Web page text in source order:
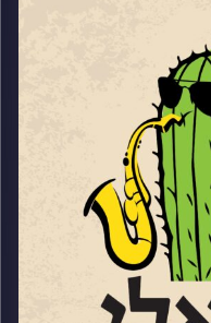
של אוונס עצמו
יולי בשני מופעים בהפקת
הראשון יהיה מחווה
שלה על התוכניות